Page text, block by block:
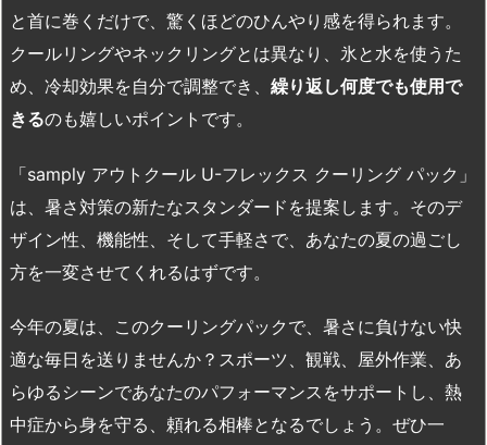
と首に巻くだけで、驚くほどのひんやり感を得られます。
クールリングやネックリングとは異なり、氷と水を使うた
め、冷却効果を自分で調整でき、 繰り返し何度でも使用で
きるのも嬉しいポイントです。
「samply アウトクール U-フレックス クーリング パック」
は、暑さ対策の新たなスタンダードを提案します。そのデ
ザイン性、機能性、そして手軽さで、あなたの夏の過ごし
方を一変させてくれるはずです。
今年の夏は、このクーリングパックで、暑さに負けない快
適な毎日を送りませんか？スポーツ、観戦、屋外作業、あ
らゆるシーンであなたのパフォーマンスをサポートし、熱
中症から身を守る、頼れる相棒となるでしょう。ぜひ一